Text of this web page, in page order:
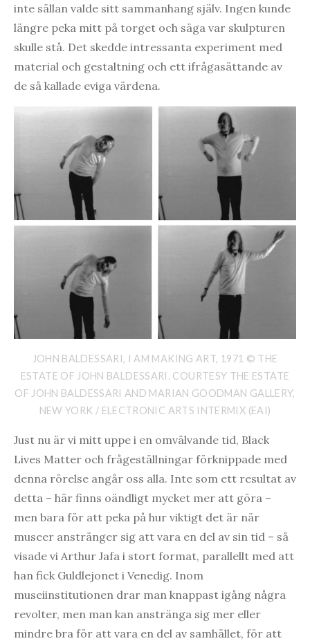
inte sällan valde sitt sammanhang själv. Ingen kunde
längre peka mitt på torget och säga var skulpturen
skulle stå. Det skedde intressanta experiment med
material och gestaltning och ett ifrågasättande av
de så kallade eviga värdena.
JOHN BALDESSARI, I AM MAKING ART, 1971 © THE
ESTATE OF JOHN BALDESSARI. COURTESY THE ESTATE
OF JOHN BALDESSARI AND MARIAN GOODMAN GALLERY,
NEW YORK / ELECTRONIC ARTS INTERMIX (EAI)
Just nu är vi mitt uppe i en omvälvande tid, Black
Lives Matter och frågeställningar förknippade med
denna rörelse angår oss alla. Inte som ett resultat av
detta – här finns oändligt mycket mer att göra –
men bara för att peka på hur viktigt det är när
museer anstränger sig att vara en del av sin tid – så
visade vi Arthur Jafa i stort format, parallellt med att
han fick Guldlejonet i Venedig. Inom
museiinstitutionen drar man knappast igång några
revolter, men man kan anstränga sig mer eller
mindre bra för att vara en del av samhället, för att